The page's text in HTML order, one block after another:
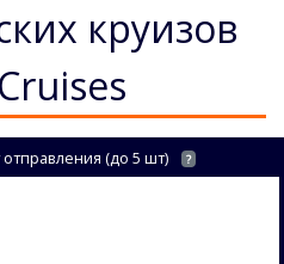
круизов
(до 5 шт) ?